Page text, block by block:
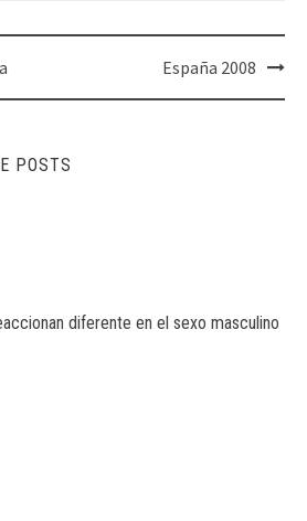
España 2008
POSTS
diferente en el sexo masculino